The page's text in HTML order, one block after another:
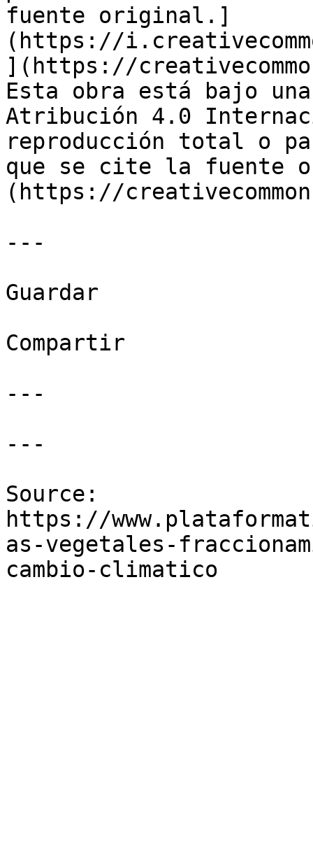
fuente original.]
(https://
](https://
Esta obra está bajo
Atribución 4.0
reproducción total o
que se cite la fuente
(https://
---
Guardar
Compartir
---
---
Source:
https://
as-vegetales-